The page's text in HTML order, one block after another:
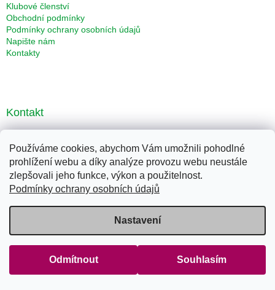
Používáme cookies, abychom Vám umožnili pohodlné
prohlížení webu a díky analýze provozu webu neustále
zlepšovali jeho funkce, výkon a použitelnost.
Podmínky ochrany osobních údajů
Nastavení
Odmítnout Souhlasím
Klubové členství
Obchodní podmínky
Podmínky ochrany osobních údajů
Napište nám
Kontakty
Kontakt
607 143 908
Facebook
klubenergytabor
produktech na našem e-shopu.